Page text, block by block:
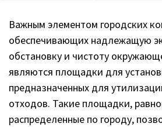
Важным элементом городских
обеспечивающих надлежащую
обстановку и чистоту
являются площадки для
предназначенных для
отходов. Такие площадки,
распределенные по городу,